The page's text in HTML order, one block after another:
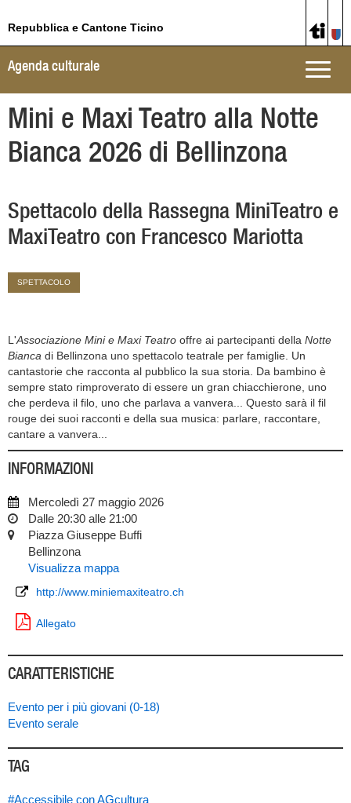
Repubblica e Cantone Ticino
Toggle
Agenda culturale
Mini e Maxi Teatro alla Notte
Bianca 2026 di Bellinzona
Spettacolo della Rassegna MiniTeatro e
MaxiTeatro con Francesco Mariotta
SPETTACOLO
L'Associazione Mini e Maxi Teatro offre ai partecipanti della Notte
Bianca di Bellinzona uno spettacolo teatrale per famiglie. Un
cantastorie che racconta al pubblico la sua storia. Da bambino è
sempre stato rimproverato di essere un gran chiacchierone, uno
che perdeva il filo, uno che parlava a vanvera... Questo sarà il fil
rouge dei suoi racconti e della sua musica: parlare, raccontare,
cantare a vanvera...
INFORMAZIONI
Mercoledì 27 maggio 2026
Dalle 20:30 alle 21:00
Piazza Giuseppe Buffi
Bellinzona
Visualizza mappa
http://www.miniemaxiteatro.ch
Allegato
CARATTERISTICHE
Evento per i più giovani (0-18)
Evento serale
TAG
#Accessibile con AGcultura